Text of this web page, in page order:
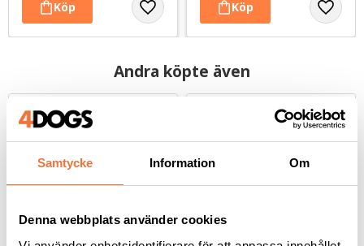
Samtycke Information Om
Denna webbplats använder cookies
Andra köpte även